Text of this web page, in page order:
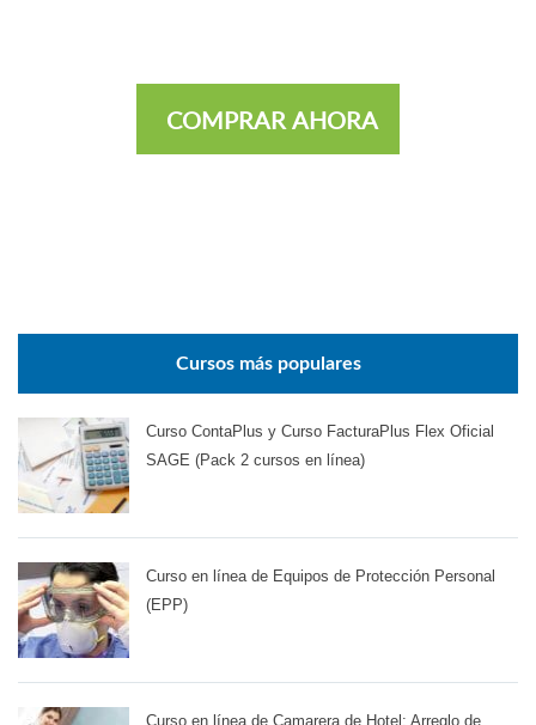
COMPRAR AHORA
Cursos más populares
Curso ContaPlus y Curso FacturaPlus Flex Oficial
SAGE (Pack 2 cursos en línea)
Curso en línea de Equipos de Protección Personal
(EPP)
Curso en línea de Camarera de Hotel: Arreglo de